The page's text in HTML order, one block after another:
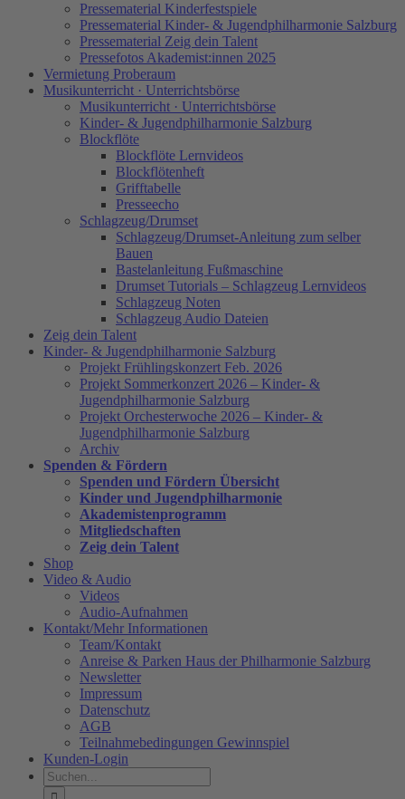
Pressematerial Kinderfestspiele
Pressematerial Kinder- & Jugendphilharmonie Salzburg
Pressematerial Zeig dein Talent
Pressefotos Akademist:innen 2025
Vermietung Proberaum
Musikunterricht · Unterrichtsbörse
Musikunterricht · Unterrichtsbörse
Kinder- & Jugendphilharmonie Salzburg
Blockflöte
Blockflöte Lernvideos
Blockflötenheft
Grifftabelle
Presseecho
Schlagzeug/Drumset
Schlagzeug/Drumset-Anleitung zum selber
Bauen
Bastelanleitung Fußmaschine
Drumset Tutorials – Schlagzeug Lernvideos
Schlagzeug Noten
Schlagzeug Audio Dateien
Zeig dein Talent
Kinder- & Jugendphilharmonie Salzburg
Projekt Frühlingskonzert Feb. 2026
Projekt Sommerkonzert 2026 – Kinder- &
Jugendphilharmonie Salzburg
Projekt Orchesterwoche 2026 – Kinder- &
Jugendphilharmonie Salzburg
Archiv
Spenden & Fördern
Spenden und Fördern Übersicht
Kinder und Jugendphilharmonie
Akademistenprogramm
Mitgliedschaften
Zeig dein Talent
Shop
Video & Audio
Videos
Audio-Aufnahmen
Kontakt/Mehr Informationen
Team/Kontakt
Anreise & Parken Haus der Philharmonie Salzburg
Newsletter
Impressum
Datenschutz
AGB
Teilnahmebedingungen Gewinnspiel
Kunden-Login
Suche
nach: